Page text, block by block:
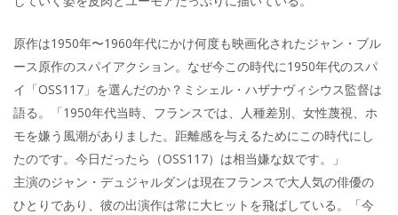
原作は1950年〜1960年代にかけ何度も映画化されたジャン・ブル
ース原作のスパイアクション。なぜ今この時代に1950年代のスパ
イ「OSS117」を選んだのか？ミシェル・ハザナヴィシウス監督は
語る。「1950年代当時、フランスでは、人種差別、女性蔑視、ホ
モを嫌う風潮がありました。距離感を与えるためにこの時代にし
たのです。今日だったら（OSS117）は相当嫌な奴です。」
主演のジャン・デュジャルダンは現在フランスで大人気の俳優の
ひとりであり、彼の出演作は常に大ヒットを飛ばしている。「今